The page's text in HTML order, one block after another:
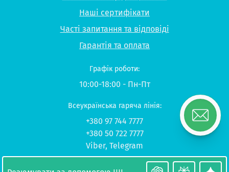
Наші сертифікати
Часті запитання та відповіді
Гарантія та оплата
Графік роботи:
10:00-18:00 - Пн-Пт
Всеукраїнська гаряча лінія:
+380 97 744 7777
+380 50 722 7777
Viber, Telegram